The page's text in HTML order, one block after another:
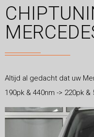
Altijd al gedacht dat uw
190pk & 440nm -> 220pk